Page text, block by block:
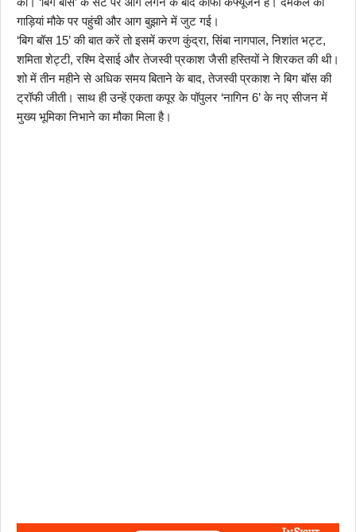
गाड़ियां मौके पर पहुंची और आग बुझाने में जुट गई।
‘बिग बॉस 15’ की बात करें तो इसमें करण कुंद्रा, सिंबा नागपाल, निशांत भट्ट,
शमिता शेट्टी, रश्मि देसाई और तेजस्वी प्रकाश जैसी हस्तियों ने शिरकत की थी।
शो में तीन महीने से अधिक समय बिताने के बाद, तेजस्वी प्रकाश ने बिग बॉस की
ट्रॉफी जीती। साथ ही उन्हें एकता कपूर के पॉपुलर ‘नागिन 6’ के नए सीजन में
मुख्य भूमिका निभाने का मौका मिला है।